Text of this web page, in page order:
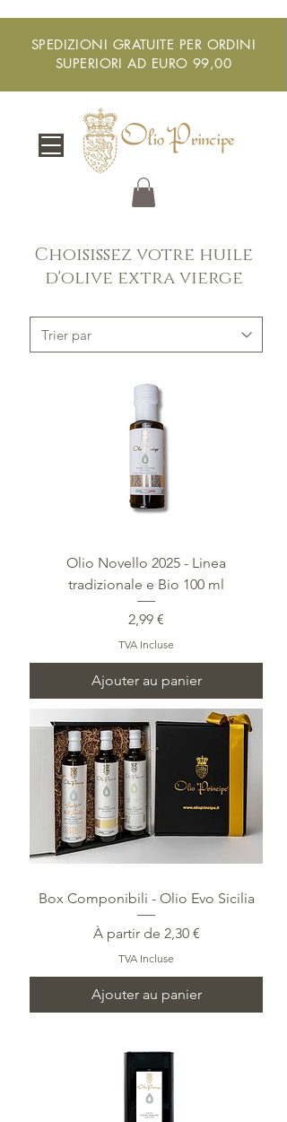
SPEDIZIONI GRATUITE PER ORDINI
SUPERIORI AD EURO 99,00
Choisissez votre huile
d'olive extra vierge
Olio Novello 2025 - Linea
tradizionale e Bio 100 ml
Prix
2,99 €
TVA Incluse
Ajouter au panier
Box Componibili - Olio Evo Sicilia
À partir de 2,30 €
Prix promotionnel
TVA Incluse
Ajouter au panier